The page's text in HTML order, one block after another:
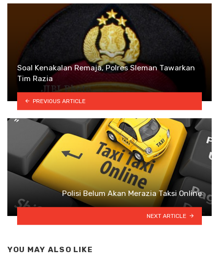
Soal Kenakalan Remaja, Polres Sleman Tawarkan
Tim Razia
PREVIOUS ARTICLE
Polisi Belum Akan Merazia Taksi Online
NEXT ARTICLE
YOU MAY ALSO LIKE